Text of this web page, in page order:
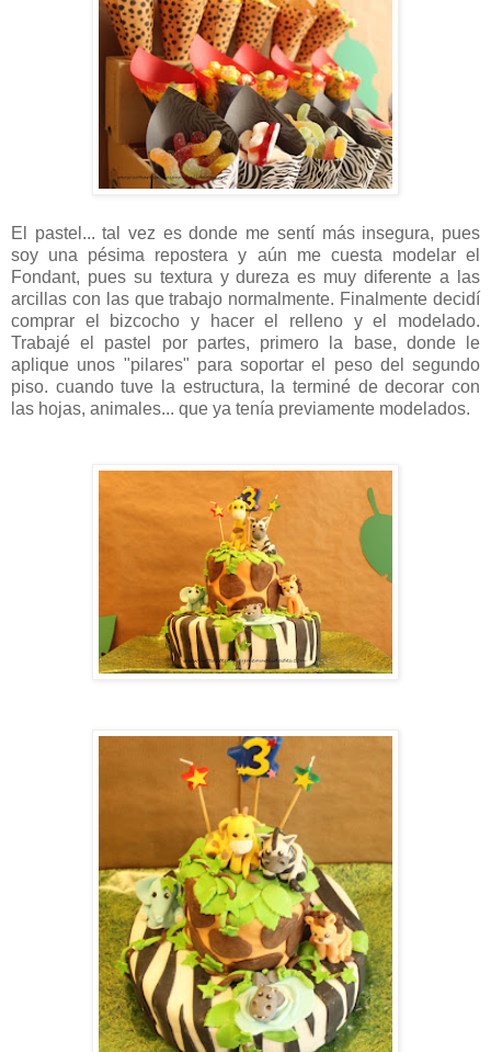
El pastel... tal vez es donde me sentí más insegura, pues
soy una pésima repostera y aún me cuesta modelar el
Fondant, pues su textura y dureza es muy diferente a las
arcillas con las que trabajo normalmente. Finalmente decidí
comprar el bizcocho y hacer el relleno y el modelado.
Trabajé el pastel por partes, primero la base, donde le
aplique unos "pilares" para soportar el peso del segundo
piso. cuando tuve la estructura, la terminé de decorar con
las hojas, animales... que ya tenía previamente modelados.